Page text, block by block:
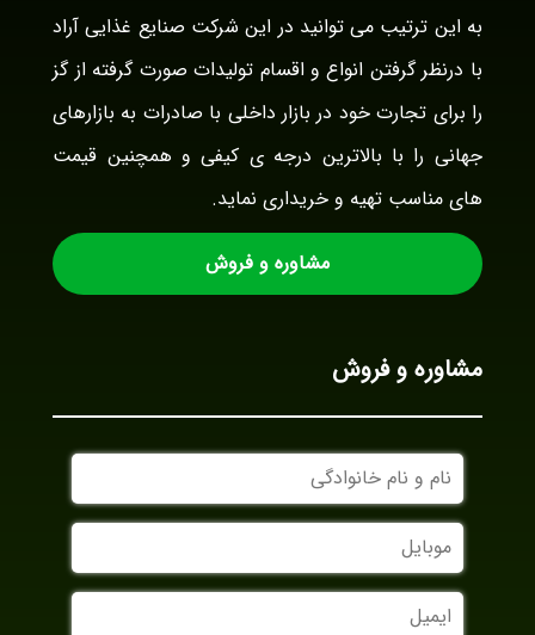
به این ترتیب می توانید در این شرکت صنایع غذایی آراد
با درنظر گرفتن انواع و اقسام تولیدات صورت گرفته از گز
را برای تجارت خود در بازار داخلی با صادرات به بازارهای
جهانی را با بالاترین درجه ی کیفی و همچنین قیمت
های مناسب تهیه و خریداری نماید.
مشاوره و فروش
مشاوره و فروش
نام
و
نام
خانوادگی
موبایل
ایمیل